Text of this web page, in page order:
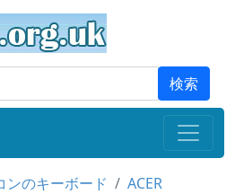
検索
ンのキーボード
ACER